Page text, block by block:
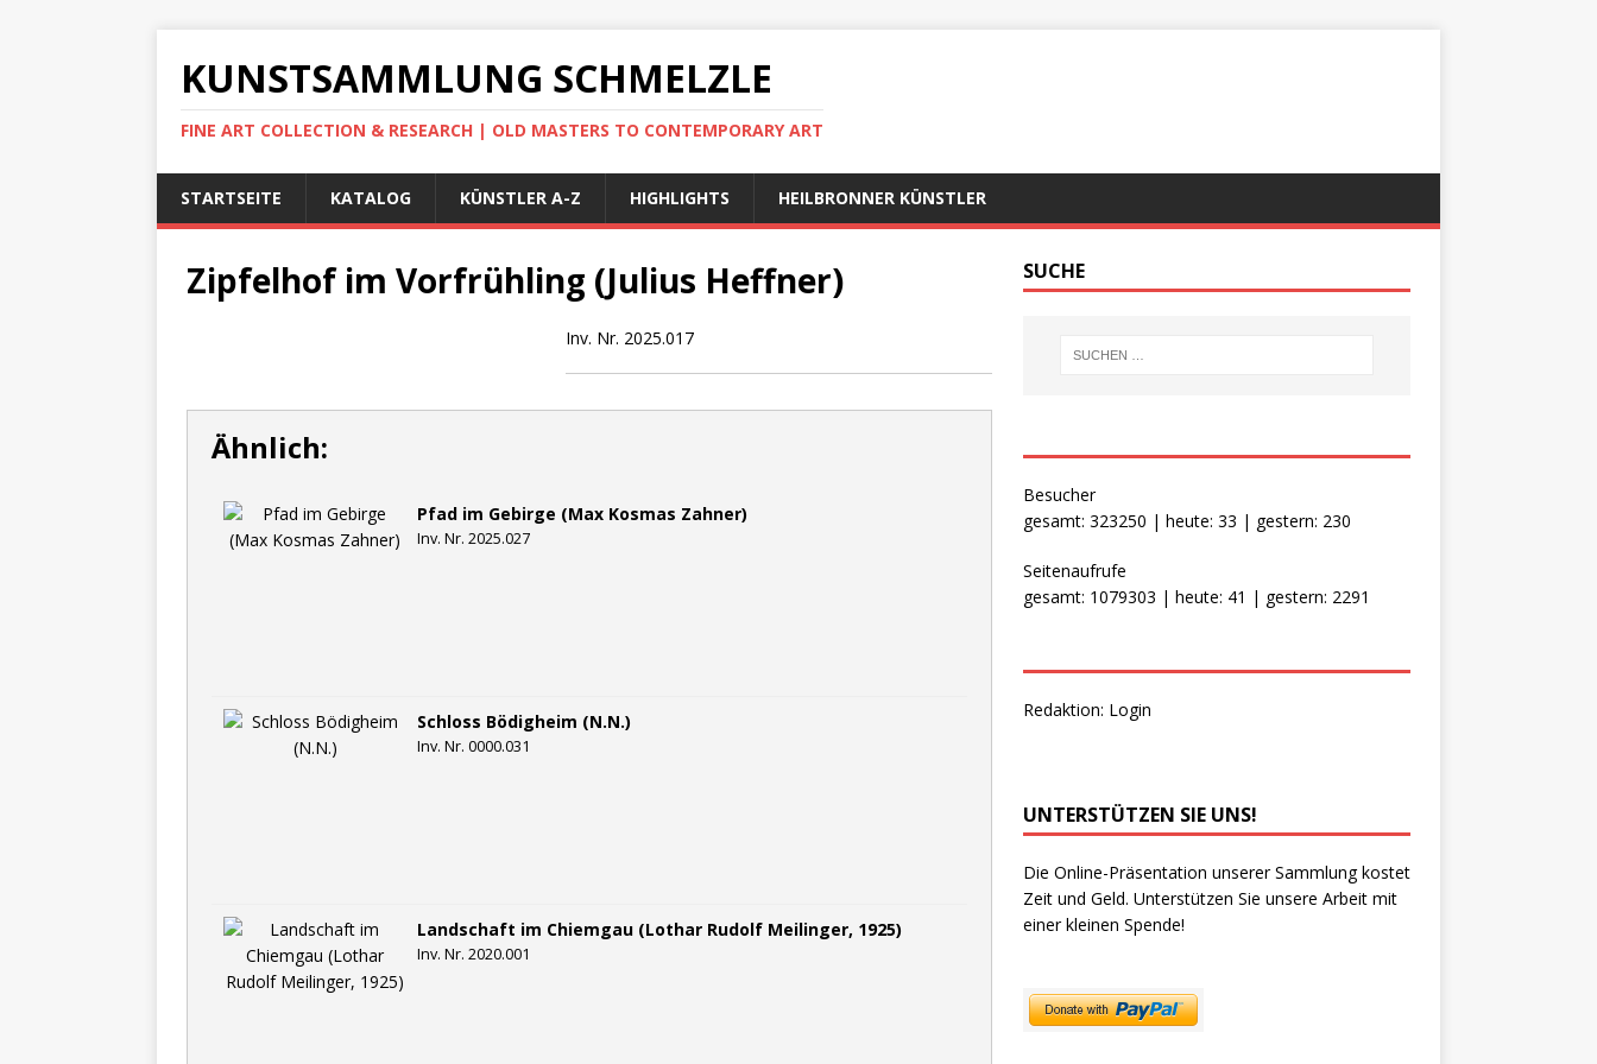
KUNSTSAMMLUNG SCHMELZLE
FINE ART COLLECTION & RESEARCH | OLD MASTERS TO CONTEMPORARY ART
STARTSEITE KATALOG KÜNSTLER A-Z HIGHLIGHTS HEILBRONNER KÜNSTLER
Zipfelhof im Vorfrühling (Julius Heffner)
Inv. Nr. 2025.017
Ähnlich:
Pfad im Gebirge (Max Kosmas Zahner)
Inv. Nr. 2025.027
Schloss Bödigheim (N.N.)
Inv. Nr. 0000.031
Landschaft im Chiemgau (Lothar Rudolf Meilinger, 1925)
Inv. Nr. 2020.001
SUCHE
Besucher
gesamt: 323250 | heute: 33 | gestern: 230
Seitenaufrufe
gesamt: 1079303 | heute: 41 | gestern: 2291
Redaktion: Login
UNTERSTÜTZEN SIE UNS!
Die Online-Präsentation unserer Sammlung kostet
Zeit und Geld. Unterstützen Sie unsere Arbeit mit
einer kleinen Spende!